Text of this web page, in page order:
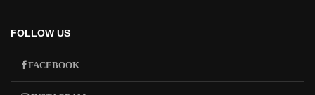
FOLLOW US
FACEBOOK